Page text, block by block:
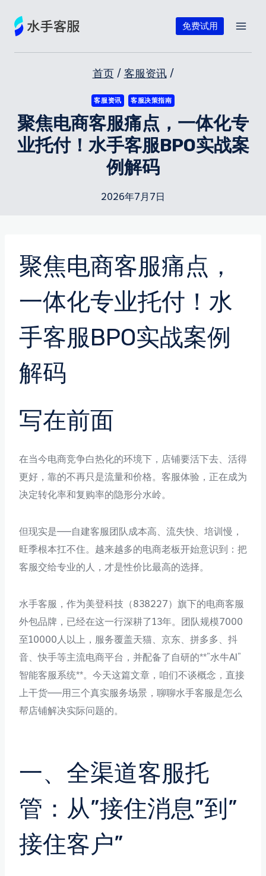
免费试用
首页 / 客服资讯 /
客服资讯 客服决策指南
聚焦电商客服痛点，一体化专
业托付！水手客服BPO实战案
例解码
2026年7月7日
聚焦电商客服痛点，
一体化专业托付！水
手客服BPO实战案例
解码
写在前面
在当今电商竞争白热化的环境下，店铺要活下去、活得
更好，靠的不再只是流量和价格。客服体验，正在成为
决定转化率和复购率的隐形分水岭。
但现实是——自建客服团队成本高、流失快、培训慢，
旺季根本扛不住。越来越多的电商老板开始意识到：把
客服交给专业的人，才是性价比最高的选择。
水手客服，作为美登科技（838227）旗下的电商客服
外包品牌，已经在这一行深耕了13年。团队规模7000
至10000人以上，服务覆盖天猫、京东、拼多多、抖
音、快手等主流电商平台，并配备了自研的**”水牛AI”
智能客服系统**。今天这篇文章，咱们不谈概念，直接
上干货——用三个真实服务场景，聊聊水手客服是怎么
帮店铺解决实际问题的。
一、全渠道客服托
管：从”接住消息”到”
接住客户”